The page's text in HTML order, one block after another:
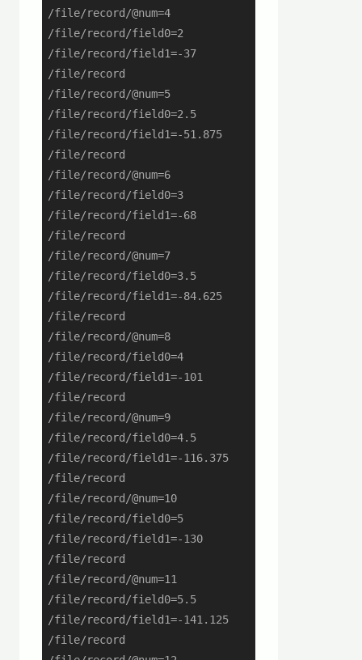
/file/record/@num=4
/file/record/field0=2
/file/record/field1=-37
/file/record
/file/record/@num=5
/file/record/field0=2.5
/file/record/field1=-51.875
/file/record
/file/record/@num=6
/file/record/field0=3
/file/record/field1=-68
/file/record
/file/record/@num=7
/file/record/field0=3.5
/file/record/field1=-84.625
/file/record
/file/record/@num=8
/file/record/field0=4
/file/record/field1=-101
/file/record
/file/record/@num=9
/file/record/field0=4.5
/file/record/field1=-116.375
/file/record
/file/record/@num=10
/file/record/field0=5
/file/record/field1=-130
/file/record
/file/record/@num=11
/file/record/field0=5.5
/file/record/field1=-141.125
/file/record